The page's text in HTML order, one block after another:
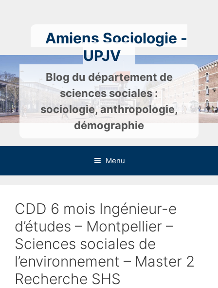
Amiens Sociologie -
UPJV
Blog du département de
sciences sociales :
sociologie, anthropologie,
démographie
Menu
CDD 6 mois Ingénieur-e
d’études – Montpellier –
Sciences sociales de
l’environnement – Master 2
Recherche SHS